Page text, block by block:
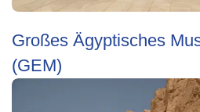
Großes Ägyptisches
(GEM)